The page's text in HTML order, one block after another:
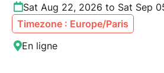
Sat Aug 22, 2026 to Sat Sep
Timezone : Europe/Paris
En ligne